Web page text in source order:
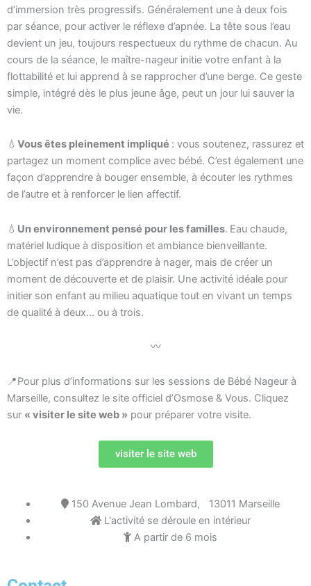
d’immersion très progressifs. Généralement une à deux fois
par séance, pour activer le réflexe d’apnée. La tête sous l’eau
devient un jeu, toujours respectueux du rythme de chacun. Au
cours de la séance, le maître-nageur initie votre enfant à la
flottabilité et lui apprend à se rapprocher d’une berge. Ce geste
simple, intégré dès le plus jeune âge, peut un jour lui sauver la
vie.
💧 Vous êtes pleinement impliqué : vous soutenez, rassurez et
partagez un moment complice avec bébé. C’est également une
façon d’apprendre à bouger ensemble, à écouter les rythmes
de l’autre et à renforcer le lien affectif.
💧 Un environnement pensé pour les familles. Eau chaude,
matériel ludique à disposition et ambiance bienveillante.
L’objectif n’est pas d’apprendre à nager, mais de créer un
moment de découverte et de plaisir. Une activité idéale pour
initier son enfant au milieu aquatique tout en vivant un temps
de qualité à deux… ou à trois.
〰️
📍Pour plus d’informations sur les sessions de Bébé Nageur à
Marseille, consultez le site officiel d’Osmose & Vous. Cliquez
sur « visiter le site web » pour préparer votre visite.
visiter le site web
150 Avenue Jean Lombard, 13011 Marseille
L'activité se déroule en intérieur
A partir de 6 mois